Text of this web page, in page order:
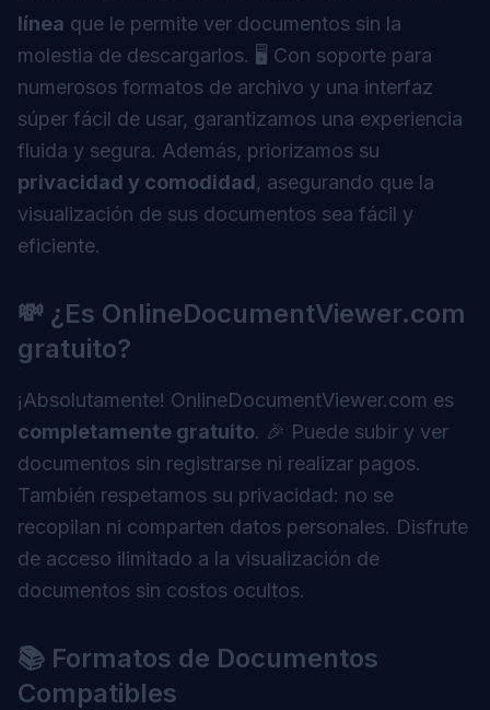
línea que le permite ver documentos sin la
molestia de descargarlos. 🖥️ Con soporte para
numerosos formatos de archivo y una interfaz
súper fácil de usar, garantizamos una experiencia
fluida y segura. Además, priorizamos su
privacidad y comodidad, asegurando que la
visualización de sus documentos sea fácil y
eficiente.
💸 ¿Es OnlineDocumentViewer.com
gratuito?
¡Absolutamente! OnlineDocumentViewer.com es
completamente gratuito. 🎉 Puede subir y ver
documentos sin registrarse ni realizar pagos.
También respetamos su privacidad: no se
recopilan ni comparten datos personales. Disfrute
de acceso ilimitado a la visualización de
documentos sin costos ocultos.
📚 Formatos de Documentos
Compatibles